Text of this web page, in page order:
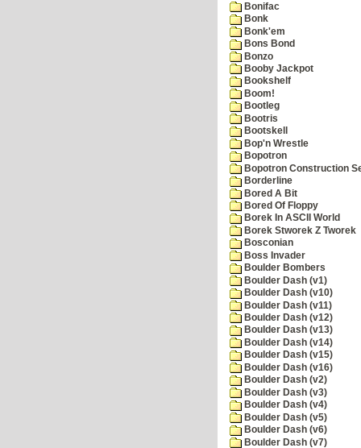
Bonifac
Bonk
Bonk'em
Bons Bond
Bonzo
Booby Jackpot
Bookshelf
Boom!
Bootleg
Bootris
Bootskell
Bop'n Wrestle
Bopotron
Bopotron Construction
Borderline
Bored A Bit
Bored Of Floppy
Borek In ASCII World
Borek Stworek Z Tworek
Bosconian
Boss Invader
Boulder Bombers
Boulder Dash (v1)
Boulder Dash (v10)
Boulder Dash (v11)
Boulder Dash (v12)
Boulder Dash (v13)
Boulder Dash (v14)
Boulder Dash (v15)
Boulder Dash (v16)
Boulder Dash (v2)
Boulder Dash (v3)
Boulder Dash (v4)
Boulder Dash (v5)
Boulder Dash (v6)
Boulder Dash (v7)